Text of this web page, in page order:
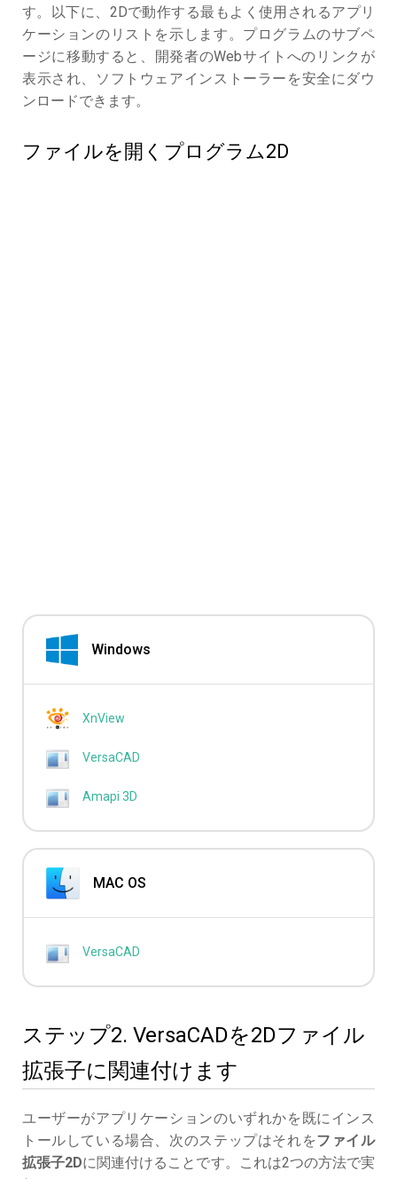
す。以下に、2Dで動作する最もよく使用されるアプリ
ケーションのリストを示します。プログラムのサブペ
ージに移動すると、開発者のWebサイトへのリンクが
表示され、ソフトウェアインストーラーを安全にダウ
ンロードできます。
ファイルを開くプログラム2D
Windows
XnView
VersaCAD
Amapi 3D
MAC OS
VersaCAD
ステップ2. VersaCADを2Dファイル
拡張子に関連付けます
ユーザーがアプリケーションのいずれかを既にインス
トールしている場合、次のステップはそれをファイル
拡張子2Dに関連付けることです。これは2つの方法で実